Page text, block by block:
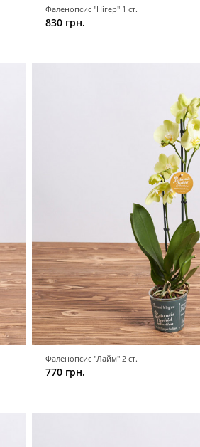
Фаленопсис "Нігер" 1 ст.
830 грн.
Фаленопсис "Лайм" 2 ст.
770 грн.